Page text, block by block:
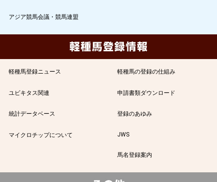
アジア競馬会議・競馬連盟
軽種馬登録ニュース 軽種馬の登録の仕組み
ユビキタス関連 申請書類ダウンロード
統計データベース 登録のあゆみ
マイクロチップについて JWS
馬名登録案内